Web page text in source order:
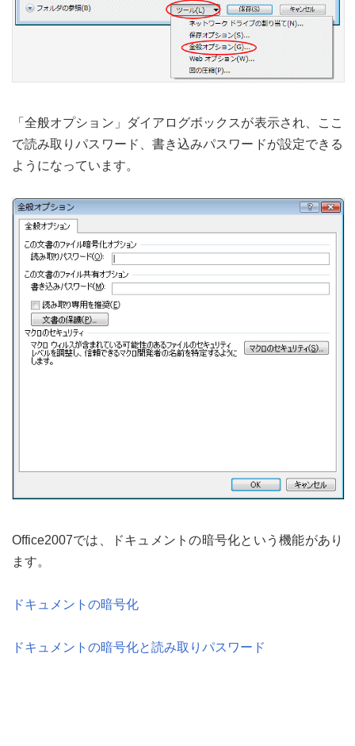
「全般オプション」ダイアログボックスが表示され、ここ
で読み取りパスワード、書き込みパスワードが設定できる
ようになっています。
Office2007では、ドキュメントの暗号化という機能があり
ます。
ドキュメントの暗号化
ドキュメントの暗号化と読み取りパスワード